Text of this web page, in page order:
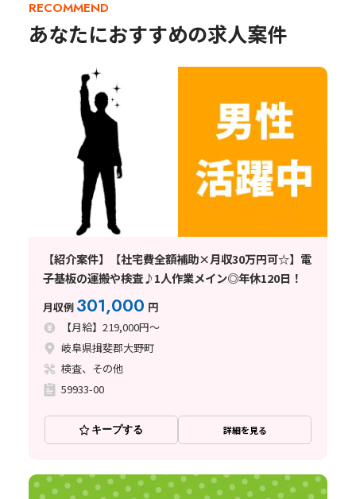
RECOMMEND
あなたにおすすめの求人案件
【紹介案件】【社宅費全額補助×月収30万円可☆】電
子基板の運搬や検査♪1人作業メイン◎年休120日！
月収例 301,000 円
【月給】219,000円～
岐阜県揖斐郡大野町
検査、その他
59933-00
キープする 詳細を見る